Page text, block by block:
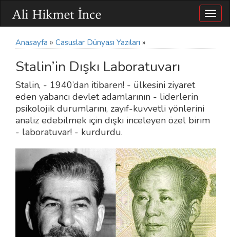
Anasayfa » Casuslar Dünyası Yazıları »
Stalin’in Dışkı Laboratuvarı
Stalin, - 1940’dan itibaren! - ülkesini ziyaret
eden yabancı devlet adamlarının - liderlerin
psikolojik durumlarını, zayıf-kuvvetli yönlerini
analiz edebilmek için dışkı inceleyen özel birim
- laboratuvar! - kurdurdu.